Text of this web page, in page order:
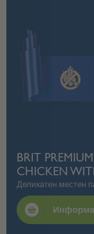
BRIT
CHICKEN
Деликатен местен